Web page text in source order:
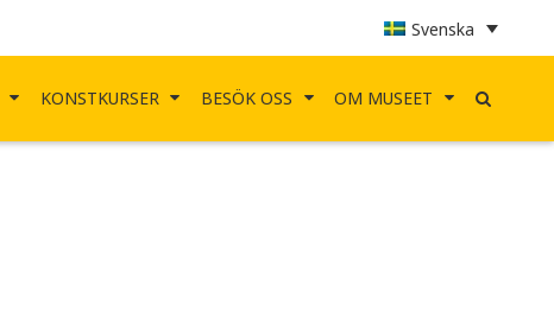
Svenska
KONSTKURSER BESÖK OSS OM MUSEET